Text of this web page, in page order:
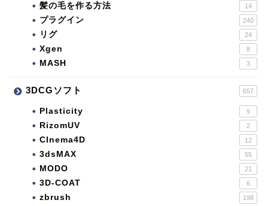
髪の毛を作る方法 14
プラグイン 240
リグ 24
Xgen 8
MASH 3
3DCGソフト 657
Plasticity 9
RizomUV 2
CInema4D 12
3dsMAX 55
MODO 21
3D-COAT 6
zbrush 198